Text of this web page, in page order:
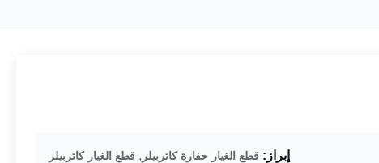
إبراز: قطع الغيار حفارة كاتربيلر , قطع الغيار كاتربيلر